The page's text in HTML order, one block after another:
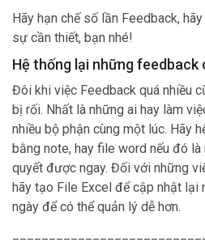
Hãy hạn chế số lần Feedback,
sự cần thiết, bạn nhé!
Hệ thống lại những feedback
Đôi khi việc Feedback quá nhiều
bị rối. Nhất là những ai hay làm
nhiều bộ phận cùng một lúc. Hãy
bằng note, hay file word nếu đó
quyết được ngay. Đối với những
hãy tạo File Excel để cập nhật lại
ngày để có thể quản lý dễ hơn.